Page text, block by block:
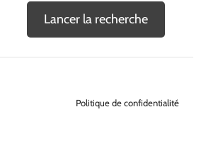
Lancer la recherche
Politique de confidentialité